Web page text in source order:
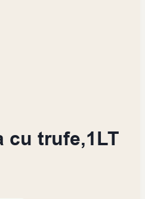
cu trufe,1LT